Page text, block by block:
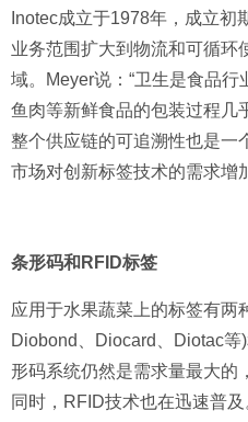
Inotec成立于1978年，成立
业务范围扩大到物流和可循环
域。Meyer说：“卫生是食品行
鱼肉等新鲜食品的包装过程几
整个供应链的可追溯性也是一
市场对创新标签技术的需求增
条形码和RFID标签
应用于水果蔬菜上的标签有两
Diobond、Diocard、Diotac等
形码系统仍然是需求量最大的
同时，RFID技术也在迅速普